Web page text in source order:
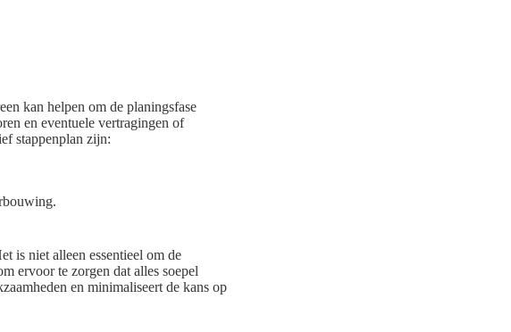
kan helpen om de planingsfase
en eventuele vertragingen of
stappenplan zijn:
is niet alleen essentieel om de
ervoor te zorgen dat alles soepel
en minimaliseert de kans op